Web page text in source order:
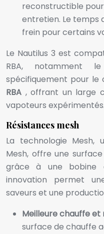
reconstructible
entretien. Le temps
frein pour certains
Le Nautilus 3 est
RBA, notamment
spécifiquement pour le
RBA , offrant un large
vapoteurs expérimentés.
Résistances mesh
La technologie Mesh,
Mesh, offre une
grâce à une bobine
innovation permet
saveurs et une
Meilleure chauffe et
surface de chauffe